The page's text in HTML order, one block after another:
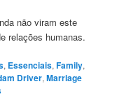
não viram este
relações humanas.
, Essenciais,Family,
Driver,Marriage